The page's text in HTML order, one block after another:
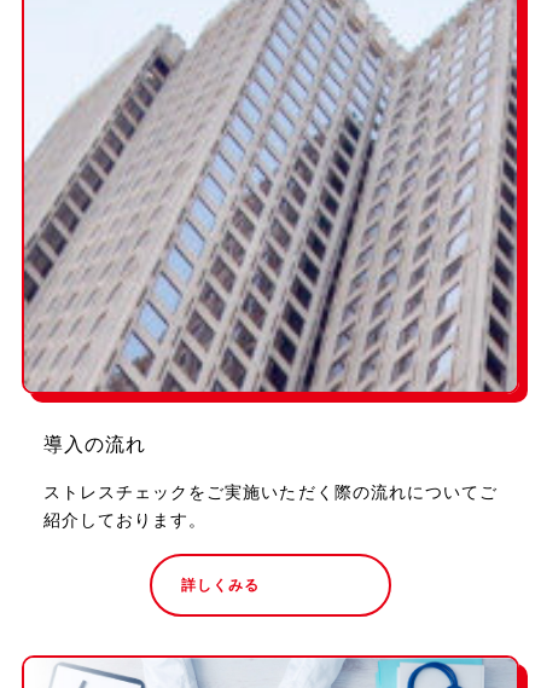
導入の流れ
ストレスチェックをご実施いただく際の流れについてご
紹介しております。
詳しくみる